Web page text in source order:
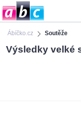
Ábíčko.cz Soutěže
Výsledky velké